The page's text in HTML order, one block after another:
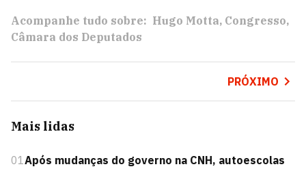
Acompanhe tudo sobre: Hugo Motta Congresso
Câmara dos Deputados
PRÓXIMO
Mais lidas
01Após mudanças do governo na CNH, autoescolas